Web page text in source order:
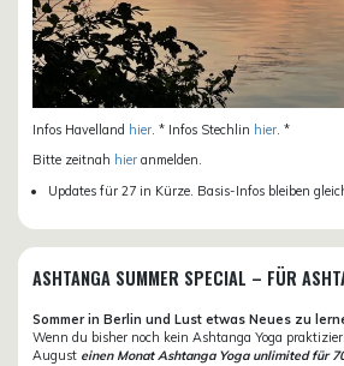
Infos Havelland hier . * Infos Stechlin hier . *
Bitte zeitnah hier anmelden.
Updates für 27 in Kürze. Basis-Infos bleiben
ASHTANGA SUMMER SPECIAL – FÜR
Sommer in Berlin und Lust etwas Neues zu
Wenn du bisher noch kein Ashtanga Yoga
August einen Monat Ashtanga Yoga unlimited für